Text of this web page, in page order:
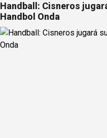
Handball: Cisneros
Handbol Onda